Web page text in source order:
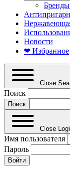
Новости
❤ Избранное
Close
Поиск
Close
Имя пользователя
Пароль